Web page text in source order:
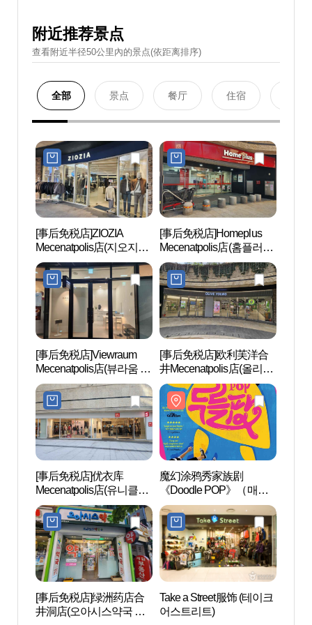
附近推荐景点
查看附近半径50公里內的景点(依距离排序)
全部 景点 餐厅 住宿
[事后免税店]ZIOZIA
Mecenatpolis店(지오지아
메세나폴리스점)
[事后免税店]Homeplus
Mecenatpolis店(홈플러스
메세나폴리스점)
[事后免税店]Viewraum
Mecenatpolis店(뷰라움 메
세나폴리스점)
[事后免税店]欧利芙洋合
井Mecenatpolis店(올리브
영 합정메세나폴리스점)
[事后免税店]优衣库
Mecenatpolis店(유니클로
메세나폴리스점)
魔幻涂鸦秀家族剧
《Doodle POP》（매직
드로잉 가족극 〈두들
팝〉）
[事后免税店]绿洲药店合
井洞店(오아시스약국 합
Take a Street服饰 (테이크
어스트리트)